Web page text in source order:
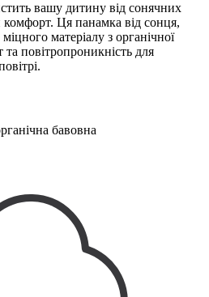
вашу дитину від сонячних
комфорт. Ця панамка від сонця,
матеріалу з органічної
та повітропроникність для
бавовна